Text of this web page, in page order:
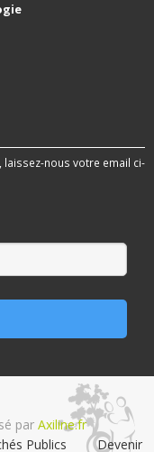
laissez-nous votre email ci-
par Axiline.fr
Publics Devenir